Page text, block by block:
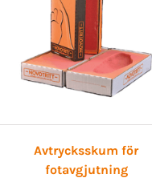
Avtrycksskum för
fotavgjutning